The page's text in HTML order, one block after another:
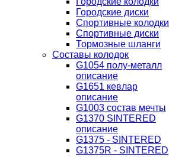
Городские диски
Спортивные колодки
Спортивные диски
Тормозные шланги
Составы колодок
G1054 полу-металл
описание
G1651 кевлар
описание
G1003 состав мечты
G1370 SINTERED
описание
G1375 - SINTERED
G1375R - SINTERED